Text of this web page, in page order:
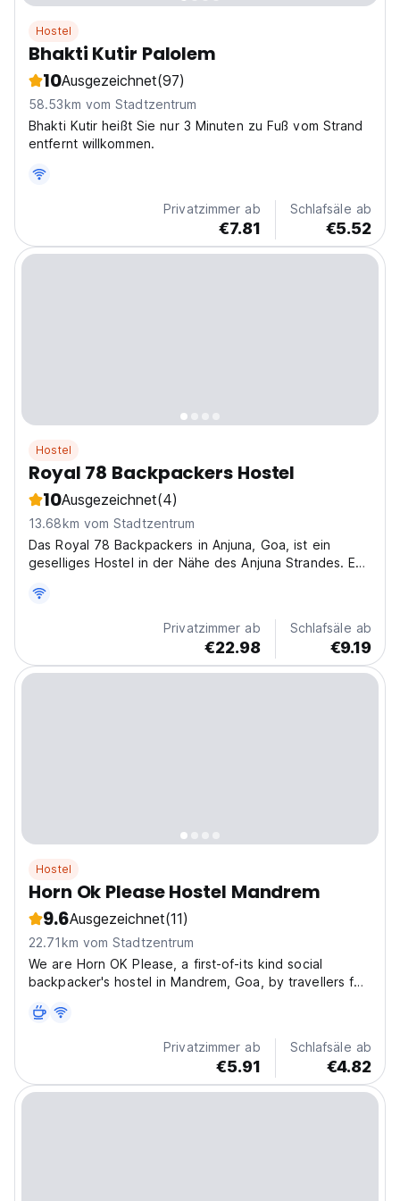
Hostel
Bhakti Kutir Palolem
10Ausgezeichnet(97)
58.53km vom Stadtzentrum
Bhakti Kutir heißt Sie nur 3 Minuten zu Fuß vom Strand
entfernt willkommen.
Privatzimmer ab
€7.81
Schlafsäle ab
€5.52
Hostel
Royal 78 Backpackers Hostel
10Ausgezeichnet(4)
13.68km vom Stadtzentrum
Das Royal 78 Backpackers in Anjuna, Goa, ist ein
geselliges Hostel in der Nähe des Anjuna Strandes. Es
pulsierendes Goa-Erlebnis suchen. (Auto-translated
Privatzimmer ab
€22.98
Schlafsäle ab
€9.19
Hostel
Horn Ok Please Hostel Mandrem
9.6Ausgezeichnet(11)
22.71km vom Stadtzentrum
We are Horn OK Please, a first-of-its kind social
backpacker's hostel in Mandrem, Goa, by travellers for
greenery, surrounded by coconut trees in a close
proximity to the hotspots of Mandrem; ideal for
Privatzimmer ab
€5.91
Schlafsäle ab
€4.82